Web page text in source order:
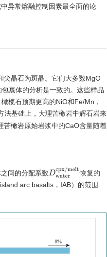
异常熔融控制因素最全面的论
尖晶石为斑晶。它们大多数MgO
裹体的分析是一致的。这些样品
榄石预期更高的NiO和Fe/Mn，
法基础上，大理苦橄岩中辉石岩来
橄岩原始岩浆中的CaO含量随着
间的分配系数 Dwatercpx/melt
恢复的
arc basalts，IAB）的范围